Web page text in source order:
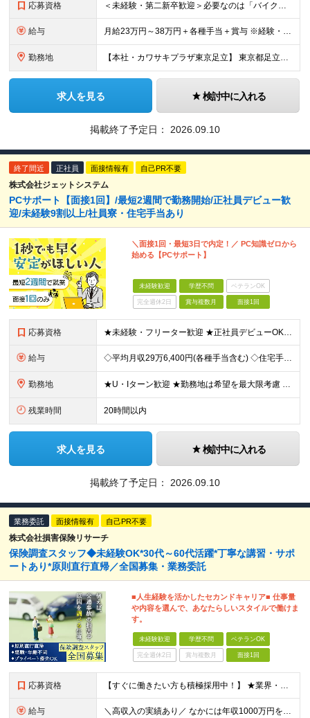
応募資格 ＜未経験・第二新卒歓迎＞必要なのは「バイクが好き」という想いだけ！充実の研修体制 ■業種未経験 ■職種未経験 ■第二新卒・社会人デビュー ■社会人ブランクあり など… 入社前に求めることは、 「
給与 月給23万円～38万円＋各種手当＋賞与 ※経験・能力を考慮のうえ月給を決定いたします。 ※月給に固定残業代は含まれません。
勤務地 【本社・カワサキプラザ東京足立】 東京都足立区西新井栄町3-16-19
求人を見る 検討中に入れる
掲載終了予定日： 2026.09.10
終了間近 正社員 面接情報有 自己PR不要
株式会社ジェットシステム
PCサポート【面接1回】/最短2週間で勤務開始/正社員デビュー歓
迎/未経験9割以上/社員寮・住宅手当あり
＼面接1回・最短3日で内定！／ PC知識ゼロから
始める【PCサポート】
未経験歓迎 学歴不問 ベテランOK
完全週休2日 賞与複数月 面接1回
応募資格 ★未経験・フリーター歓迎 ★正社員デビューOK ★学歴不問 ＼人柄採用を実施中です！／ しっかりと研修できる体制が整っているので、 スキルや経歴は重視していません。 だけど、誰でもいいわけじゃあり
給与 ◇平均月収29万6,400円(各種手当含む) ◇住宅手当⇒最大家賃の半額支給 ◇賞与年2回支給 ■月給22万5,000円以上＋地域手当＋時間外手当＋住宅手当＋家族手当 ※経験やスキルに応じて給与を
勤務地 ★U・Iターン歓迎 ★勤務地は希望を最大限考慮 ★自宅の近くで働きたい方にもピッタリ！ 下記「急募エリア」の家電量販店内、「PCコーナー」にて勤務いただきます。 ▼▼▼急募エリア▼▼▼ ……………
残業時間 20時間以内
求人を見る 検討中に入れる
掲載終了予定日： 2026.09.10
業務委託 面接情報有 自己PR不要
株式会社損害保険リサーチ
保険調査スタッフ◆未経験OK*30代～60代活躍*丁寧な講習・サポ
ートあり*原則直行直帰／全国募集・業務委託
■人生経験を活かしたセカンドキャリア■ 仕事量
や内容を選んで、あなたらしいスタイルで働けま
す。
未経験歓迎 学歴不問 ベテランOK
完全週休2日 賞与複数月 面接1回
応募資格 【すぐに働きたい方も積極採用中！】 ★業界・職種未経験の方も歓迎…特別な知識は不問です ★年齢不問…40代50代を中心に幅広い年齢層の方が活躍中です ※学歴不問 ≪異業種出身の未経験者も活躍していま
給与 ＼高収入の実績あり／ なかには年収1000万円を超えるスペシャリストもいらっしゃいます！ 【完全出来高報酬制】 ★仕事に慣れるまで収入をサポート 1か月目：報酬が通常の2倍 2か月目：報酬が通常の1